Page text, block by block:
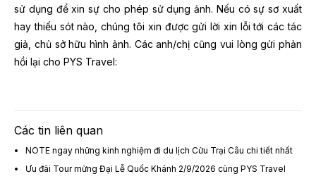
sử dụng để xin sự cho phép sử dụng ảnh. Nếu có sự sơ xuất
hay thiếu sót nào, chúng tôi xin được gửi lời xin lỗi tới các tác
giả, chủ sở hữu hình ảnh. Các anh/chị cũng vui lòng gửi phản
hồi lại cho PYS Travel:
Các tin liên quan
NOTE ngay những kinh nghiệm đi du lịch Cửu Trại Câu chi tiết nhất
Ưu đãi Tour mừng Đại Lễ Quốc Khánh 2/9/2026 cùng PYS Travel